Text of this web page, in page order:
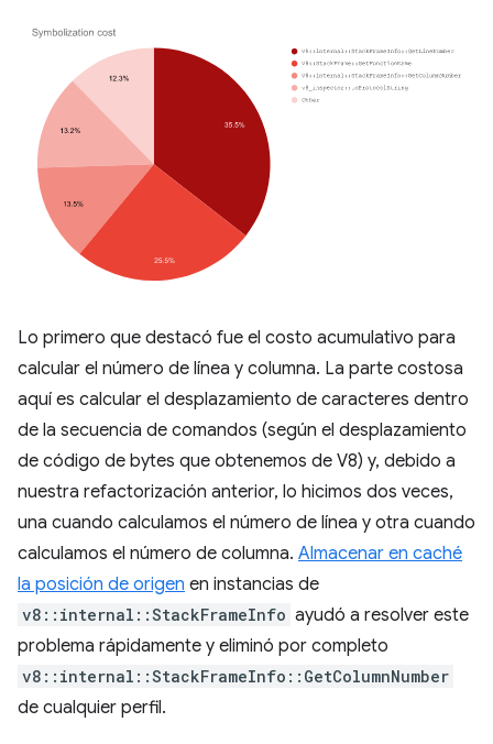
Lo primero que destacó fue el costo acumulativo para
calcular el número de línea y columna. La parte costosa
aquí es calcular el desplazamiento de caracteres dentro
de la secuencia de comandos (según el desplazamiento
de código de bytes que obtenemos de V8) y, debido a
nuestra refactorización anterior, lo hicimos dos veces,
una cuando calculamos el número de línea y otra cuando
calculamos el número de columna. Almacenar en caché
la posición de origen en instancias de
v8::internal::StackFrameInfo ayudó a resolver este
problema rápidamente y eliminó por completo
v8::internal::StackFrameInfo::GetColumnNumber
de cualquier perfil.